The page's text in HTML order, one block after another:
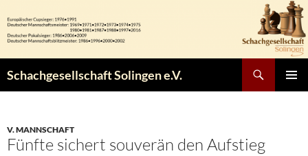
Inhalt
springen
Schachgesellschaft Solingen e.V.
V. MANNSCHAFT
Fünfte sichert souverän den Aufstieg